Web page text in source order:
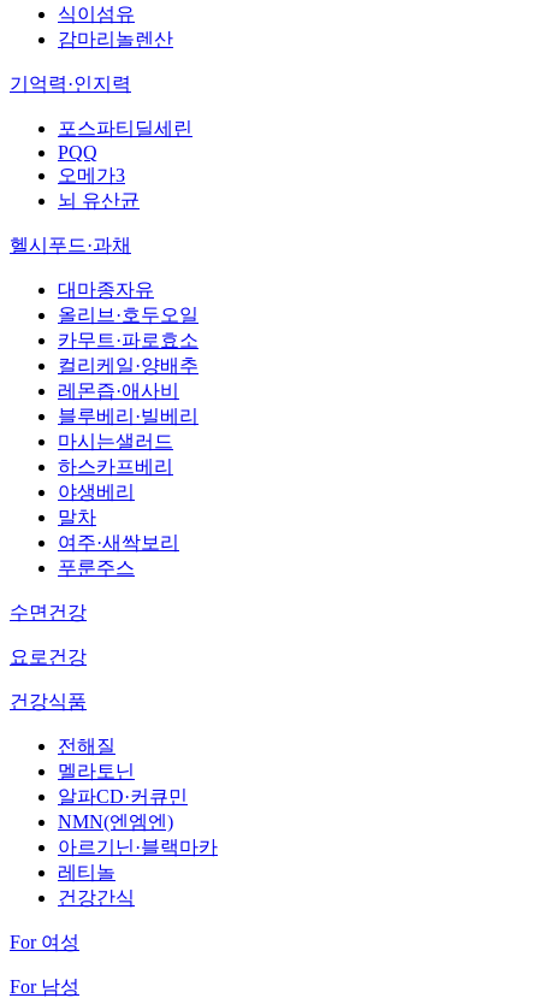
식이섬유
감마리놀렌산
기억력·인지력
포스파티딜세린
PQQ
오메가3
뇌 유산균
헬시푸드·과채
대마종자유
올리브·호두오일
카무트·파로효소
컬리케일·양배추
레몬즙·애사비
블루베리·빌베리
마시는샐러드
하스카프베리
야생베리
말차
여주·새싹보리
푸룬주스
수면건강
요로건강
건강식품
전해질
멜라토닌
알파CD·커큐민
NMN(엔엠엔)
아르기닌·블랙마카
레티놀
건강간식
For 여성
For 남성